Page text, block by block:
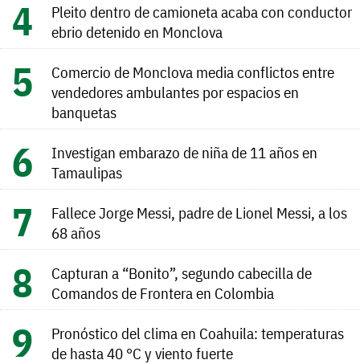
Pleito dentro de camioneta acaba con conductor
ebrio detenido en Monclova
Comercio de Monclova media conflictos entre
vendedores ambulantes por espacios en
banquetas
Investigan embarazo de niña de 11 años en
Tamaulipas
Fallece Jorge Messi, padre de Lionel Messi, a los
68 años
Capturan a “Bonito”, segundo cabecilla de
Comandos de Frontera en Colombia
Pronóstico del clima en Coahuila: temperaturas
de hasta 40 °C y viento fuerte